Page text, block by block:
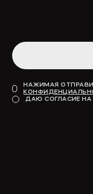
НАЖИМАЯ
ДАЮ СОГЛАСИЕ